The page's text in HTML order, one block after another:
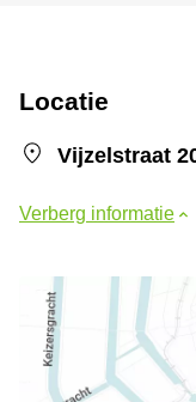
Locatie
Vijzelstraat
Verberg informatie